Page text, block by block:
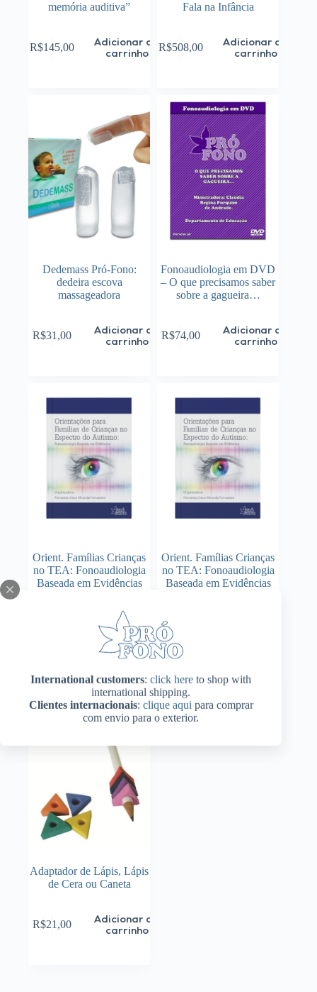
International customers: click here to shop with
international shipping.
Clientes internacionais: clique aqui para comprar
com envio para o exterior.
memória auditiva”
R$145,00
Adicionar ao
carrinho
Fala na Infância
R$508,00
Adicionar ao
carrinho
Dedemass Pró-Fono:
dedeira escova
massageadora
R$31,00
Adicionar ao
carrinho
Fonoaudiologia em DVD
– O que precisamos saber
sobre a gagueira…
R$74,00
Adicionar ao
carrinho
Orient. Famílias Crianças
no TEA: Fonoaudiologia
Baseada em Evidências
Adicionar ao
carrinho
Orient. Famílias Crianças
no TEA: Fonoaudiologia
Baseada em Evidências
R$99,00
Adaptador de Lápis, Lápis
de Cera ou Caneta
R$21,00
Adicionar ao
carrinho